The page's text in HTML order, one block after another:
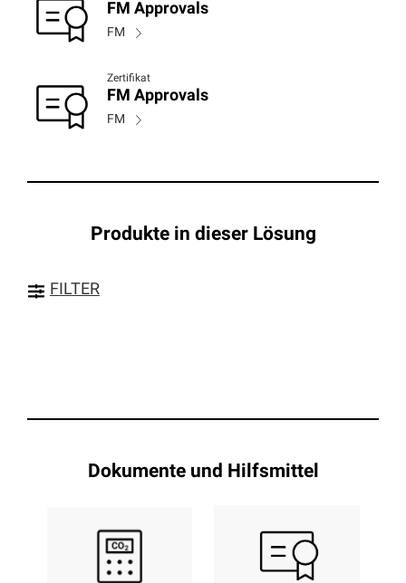
FM Approvals
FM
Zertifikat
FM Approvals
FM
Produkte in dieser Lösung
FILTER
Dokumente und Hilfsmittel